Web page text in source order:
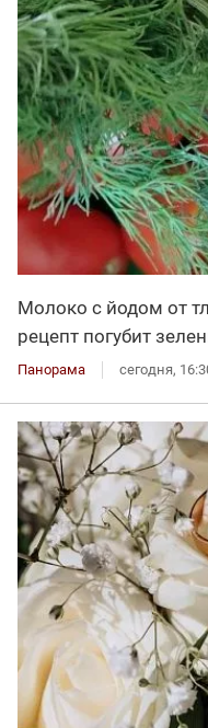
Молоко с йодом от
рецепт погубит
Панорама сегодня,